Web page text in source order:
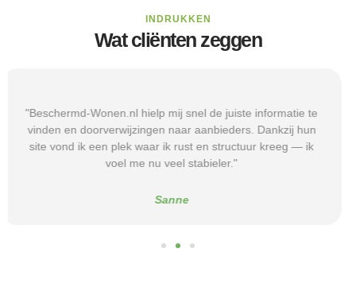
INDRUKKEN
Wat cliënten zeggen
"Door de duidelijke uitleg op Beschermd-Wonen.nl wist ik
precies welke vragen ik moest stellen tijdens
intakegesprekken. Daardoor kwam ik bij een aanbieder die
echt bij mij past. Mijn zelfstandigheid is flink verbeterd."
Alice